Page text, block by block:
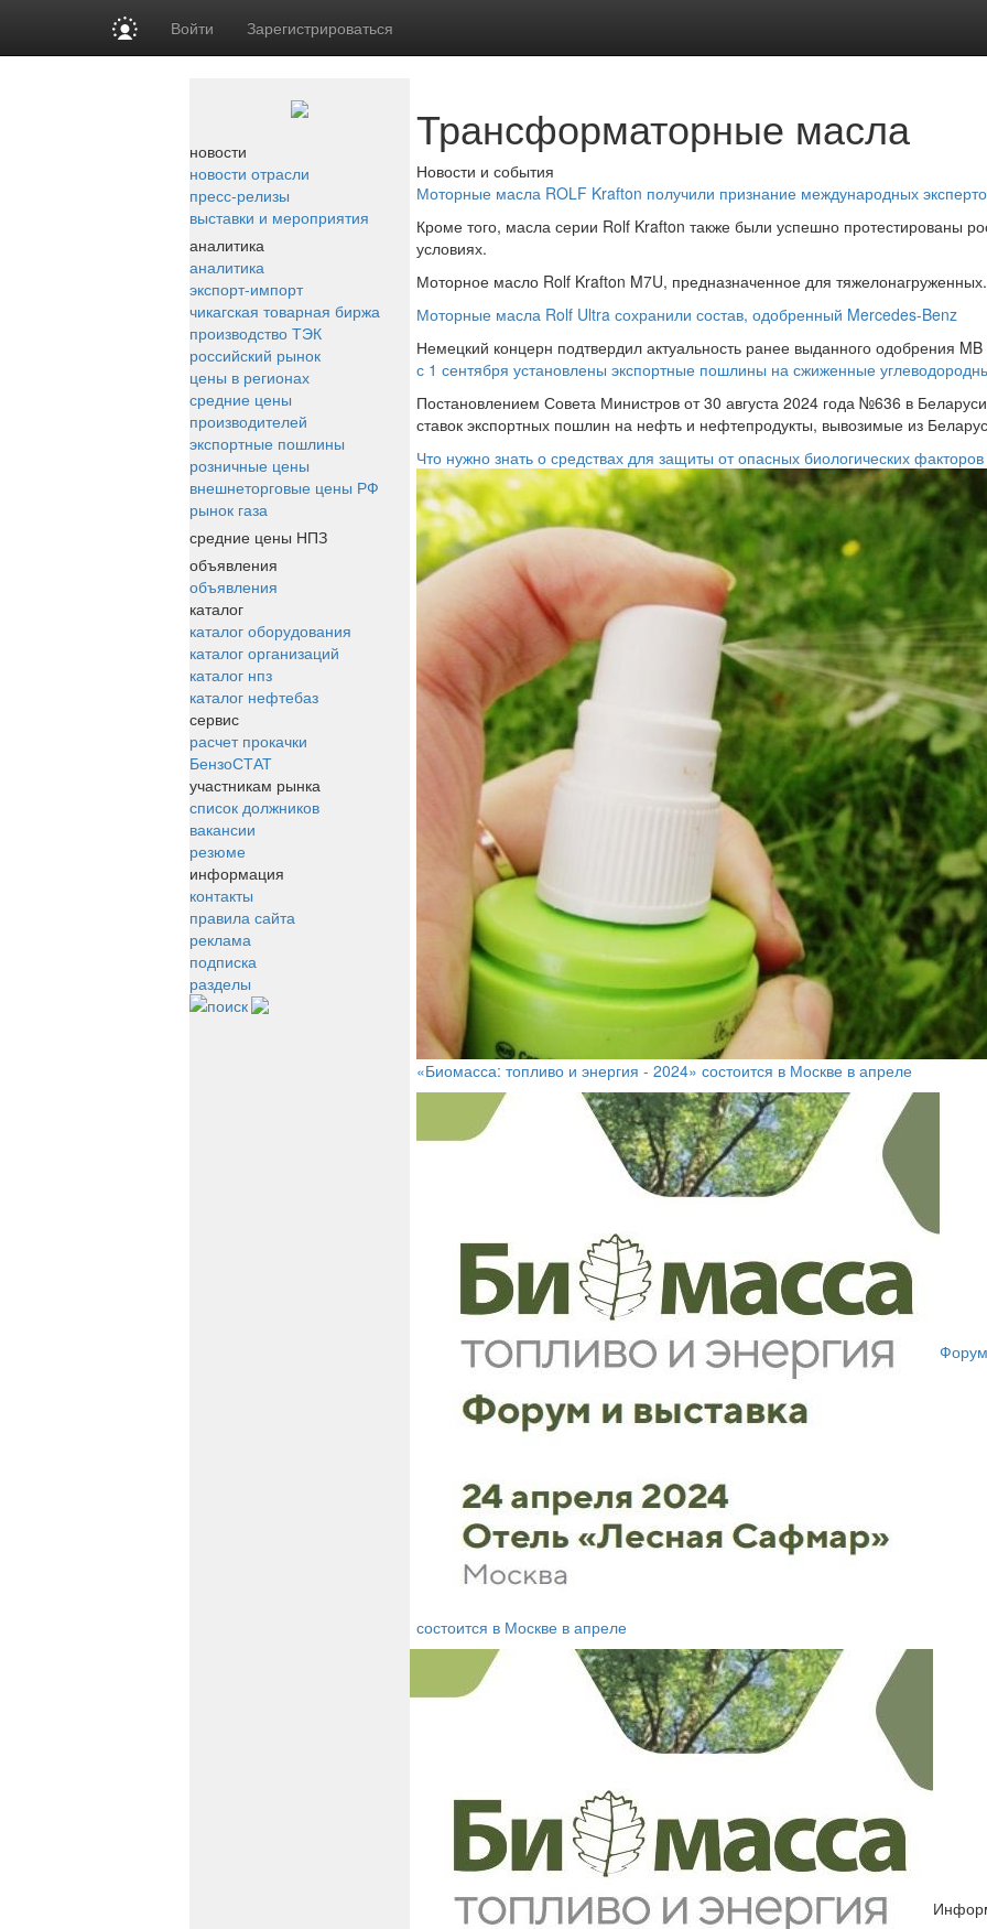
Войти Зарегистрироваться
новости
новости отрасли
пресс-релизы
выставки и мероприятия
аналитика
аналитика
экспорт-импорт
чикагская товарная биржа
производство ТЭК
российский рынок
цены в регионах
средние цены
производителей
экспортные пошлины
розничные цены
внешнеторговые цены РФ
рынок газа
средние цены НПЗ
объявления
объявления
каталог
каталог оборудования
каталог организаций
каталог нпз
каталог нефтебаз
сервис
расчет прокачки
БензоСТАТ
участникам рынка
список должников
вакансии
резюме
информация
контакты
правила сайта
реклама
подписка
разделы
поиск
Трансформаторные масла
Новости и события
Моторные масла ROLF Krafton получили признание международных
Кроме того, масла серии Rolf Krafton также были успешно протестированы
условиях.
Моторное масло Rolf Krafton M7U, предназначенное для
Моторные масла Rolf Ultra сохранили состав, одобренный Mercedes-Benz
Немецкий концерн подтвердил актуальность ранее выданного одобрения
с 1 сентября установлены экспортные пошлины на сжиженные
Постановлением Совета Министров от 30 августа 2024 года №636 в
ставок экспортных пошлин на нефть и нефтепродукты, вывозимые из
Что нужно знать о средствах для защиты от опасных биологических факторов
«Биомасса: топливо и энергия - 2024» состоится в Москве в апреле
состоится в Москве в апреле